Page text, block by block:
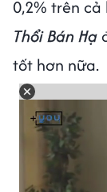
0,2% trên
Thổi Bán Hạ
tốt hơn nữa.